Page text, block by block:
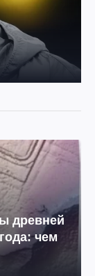
древней
чем